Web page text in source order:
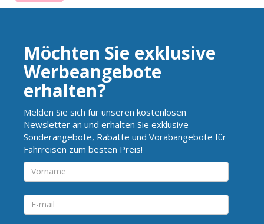
Möchten Sie exklusive
Werbeangebote
erhalten?
Melden Sie sich für unseren kostenlosen
Newsletter an und erhalten Sie exklusive
Sonderangebote, Rabatte und Vorabangebote für
Fährreisen zum besten Preis!